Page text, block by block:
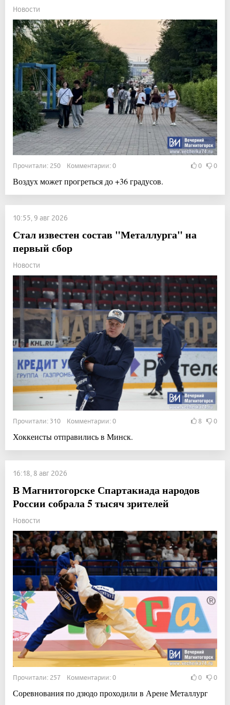
Новости
Прочитали: 250 Комментарии: 0 0 0
Воздух может прогреться до +36 градусов.
10:55, 9 авг 2026
Стал известен состав "Металлурга" на
первый сбор
Новости
Прочитали: 310 Комментарии: 0 8 0
Хоккеисты отправились в Минск.
16:18, 8 авг 2026
В Магнитогорске Спартакиада народов
России собрала 5 тысяч зрителей
Новости
Прочитали: 257 Комментарии: 0 0 0
Соревнования по дзюдо проходили в Арене Металлург